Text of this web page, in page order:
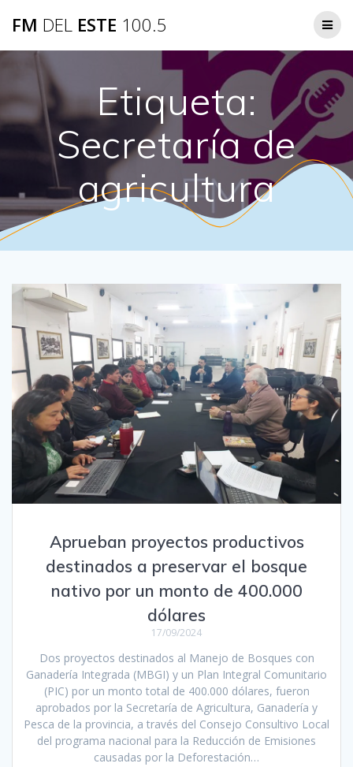
FM DEL ESTE 100.5
Etiqueta:
Secretaría de
agricultura
Aprueban proyectos productivos
destinados a preservar el bosque
nativo por un monto de 400.000
dólares
17/09/2024
Dos proyectos destinados al Manejo de Bosques con
Ganadería Integrada (MBGI) y un Plan Integral Comunitario
(PIC) por un monto total de 400.000 dólares, fueron
aprobados por la Secretaría de Agricultura, Ganadería y
Pesca de la provincia, a través del Consejo Consultivo Local
del programa nacional para la Reducción de Emisiones
causadas por la Deforestación…